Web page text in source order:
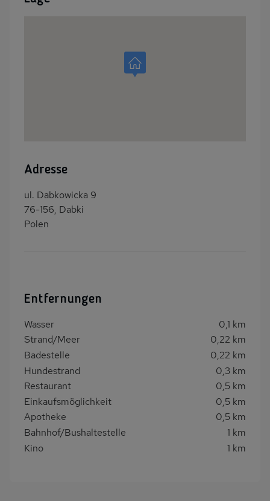
Adresse
ul. Dabkowicka 9
76-156, Dabki
Polen
Entfernungen
Wasser
0,1 km
Strand/Meer
0,22 km
Badestelle
0,22 km
Hundestrand
0,3 km
Restaurant
0,5 km
Einkaufsmöglichkeit
0,5 km
Apotheke
0,5 km
Bahnhof/Bushaltestelle
1 km
Kino
1 km